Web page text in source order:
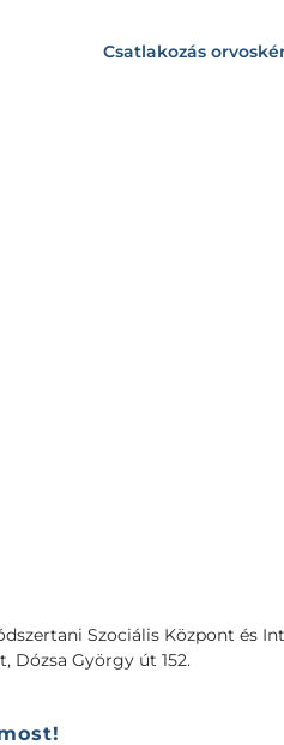
Csatlakozás
Szociális Központ és
Dózsa György út 152.